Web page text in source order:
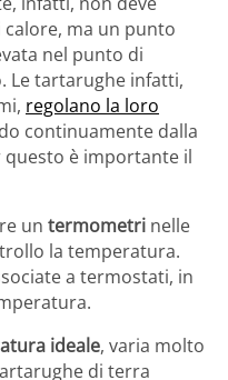
ma un punto
nel punto di
Le tartarughe infatti,
regolano la loro
continuamente dalla
questo è importante il
un termometri nelle
la temperatura.
a termostati, in
ideale, varia molto
di terra